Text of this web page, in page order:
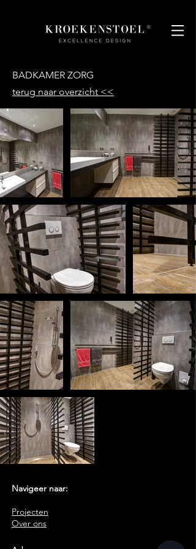
BADKAMER ZORG
terug naar overzicht <<
Navigeer naar:
Projecten
Over ons